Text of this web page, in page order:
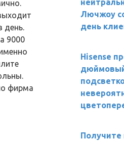
день.
9000
фирма
Лючжоу
день
Hisense
дюймовый
Получите